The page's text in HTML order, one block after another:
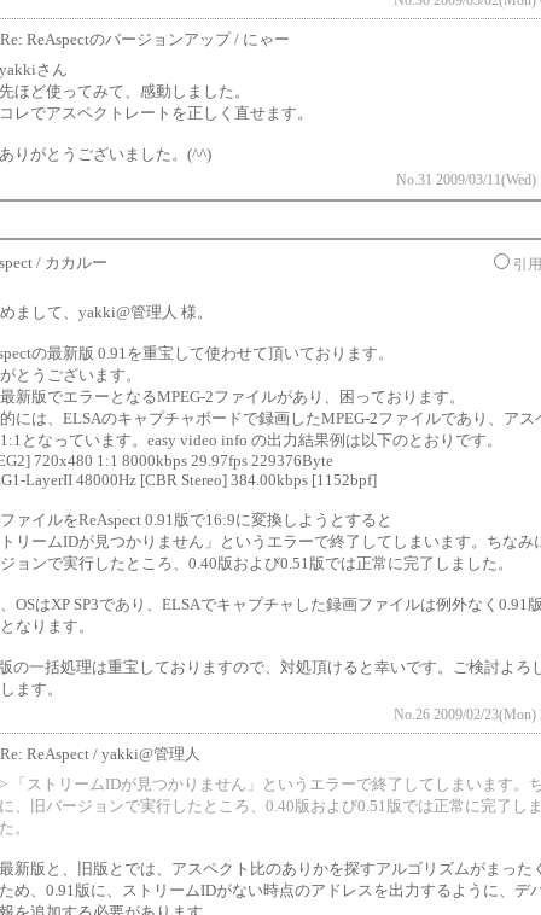
ReAspectのバージョンアップ / にゃー
yakkiさん
先ほど使ってみて、感動しました。
コレでアスペクトレートを正しく直せます。
ありがとうございました。(^^)
No.31 2009/03/11(Wed)
/ カカルー 引用
まして、yakki@管理人 様。
の最新版 0.91を重宝して使わせて頂いております。
とうございます。
新版でエラーとなるMPEG-2ファイルがあり、困っております。
には、ELSAのキャプチャボードで録画したMPEG-2ファイルであり、アス
となっています。easy video info の出力結果例は以下のとおりです。
720x480 1:1 8000kbps 29.97fps 229376Byte
LayerII 48000Hz [CBR Stereo] 384.00kbps [1152bpf]
ァイルをReAspect 0.91版で16:9に変換しようとすると
リームIDが見つかりません」というエラーで終了してしまいます。ちなみ
ョンで実行したところ、0.40版および0.51版では正常に完了しました。
OSはXP SP3であり、ELSAでキャプチャした録画ファイルは例外なく0.91
なります。
の一括処理は重宝しておりますので、対処頂けると幸いです。ご検討よろ
ます。
No.26 2009/02/23(Mon)
ReAspect / yakki@管理人
> 「ストリームIDが見つかりません」というエラーで終了してしまいます。
に、旧バージョンで実行したところ、0.40版および0.51版では正常に完了し
た。
最新版と、旧版とでは、アスペクト比のありかを探すアルゴリズムがまった
ため、0.91版に、ストリームIDがない時点のアドレスを出力するように、デ
報を追加する必要があります。